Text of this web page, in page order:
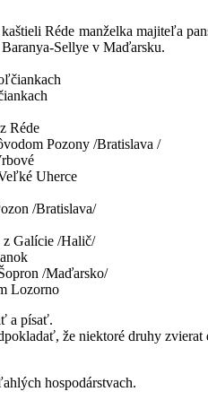
Réde manželka majiteľa
Sellye v Maďarsku.
Réde
Pozony /Bratislava /
Uherce
/Bratislava/
z Galície /Halič/
/Maďarsko/
Lozorno
a písať.
že niektoré druhy zvierat
hospodárstvach.